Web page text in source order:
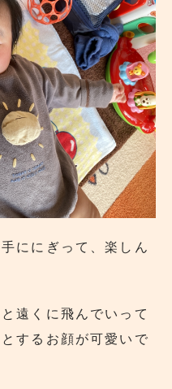
ににぎって、楽しん
遠くに飛んでいって
するお顔が可愛いで